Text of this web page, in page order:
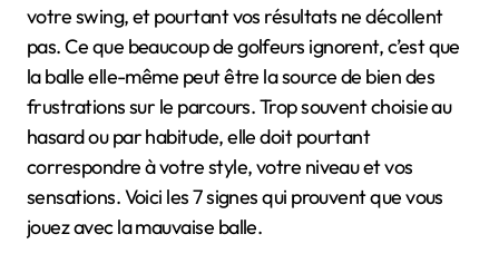
votre swing, et pourtant vos résultats ne décollent
pas. Ce que beaucoup de golfeurs ignorent, c’est que
la balle elle-même peut être la source de bien des
frustrations sur le parcours. Trop souvent choisie au
hasard ou par habitude, elle doit pourtant
correspondre à votre style, votre niveau et vos
sensations. Voici les 7 signes qui prouvent que vous
jouez avec la mauvaise balle.